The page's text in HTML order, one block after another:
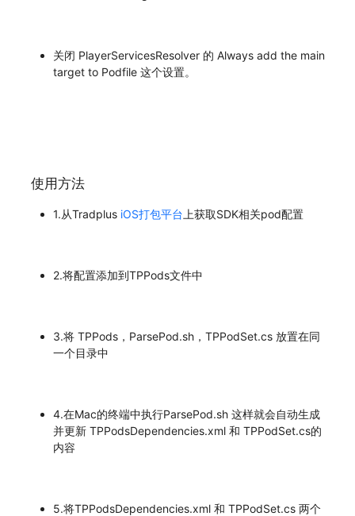
关闭 PlayerServicesResolver 的 Always add the main
target to Podfile 这个设置。
使用方法
1.从Tradplus iOS打包平台 上获取SDK相关pod配置
2.将配置添加到TPPods文件中
3.将 TPPods，ParsePod.sh，TPPodSet.cs 放置在同
一个目录中
4.在Mac的终端中执行ParsePod.sh 这样就会自动生成
并更新 TPPodsDependencies.xml 和 TPPodSet.cs的
内容
5.将TPPodsDependencies.xml 和 TPPodSet.cs 两个